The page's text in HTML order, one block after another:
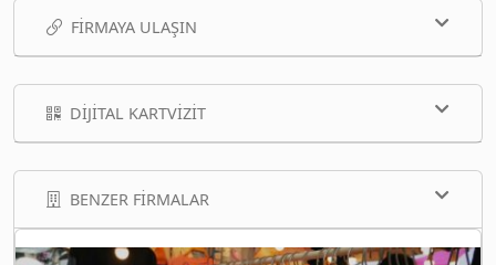
FIRMAYA ULAŞIN
DIJITAL KARTVIZIT
BENZER FIRMALAR